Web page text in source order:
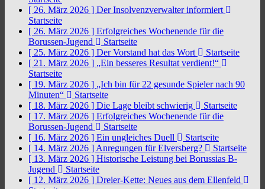
[ 26. März 2026 ] Der Insolvenzverwalter informiert
Startseite
[ 26. März 2026 ] Erfolgreiches Wochenende für die
Borussen-Jugend
Startseite
[ 25. März 2026 ] Der Vorstand hat das Wort
Startseite
[ 21. März 2026 ] „Ein besseres Resultat verdient!“
Startseite
[ 19. März 2026 ] „Ich bin für 22 gesunde Spieler nach 90
Minuten“
Startseite
[ 18. März 2026 ] Die Lage bleibt schwierig
Startseite
[ 17. März 2026 ] Erfolgreiches Wochenende für die
Borussen-Jugend
Startseite
[ 16. März 2026 ] Ein ungleiches Duell
Startseite
[ 14. März 2026 ] Anregungen für Elversberg?
Startseite
[ 13. März 2026 ] Historische Leistung bei Borussias B-
Jugend
Startseite
[ 12. März 2026 ] Dreier-Kette: Neues aus dem Ellenfeld